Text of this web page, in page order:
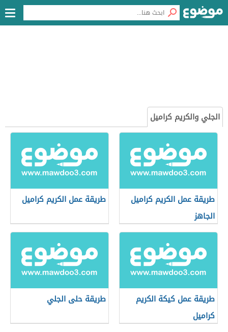
الجلي والكريم كراميل
طريقة عمل الكريم كراميل
الجاهز
طريقة عمل الكريم كراميل
طريقة عمل كيكة الكريم
كراميل
طريقة حلى الجلي